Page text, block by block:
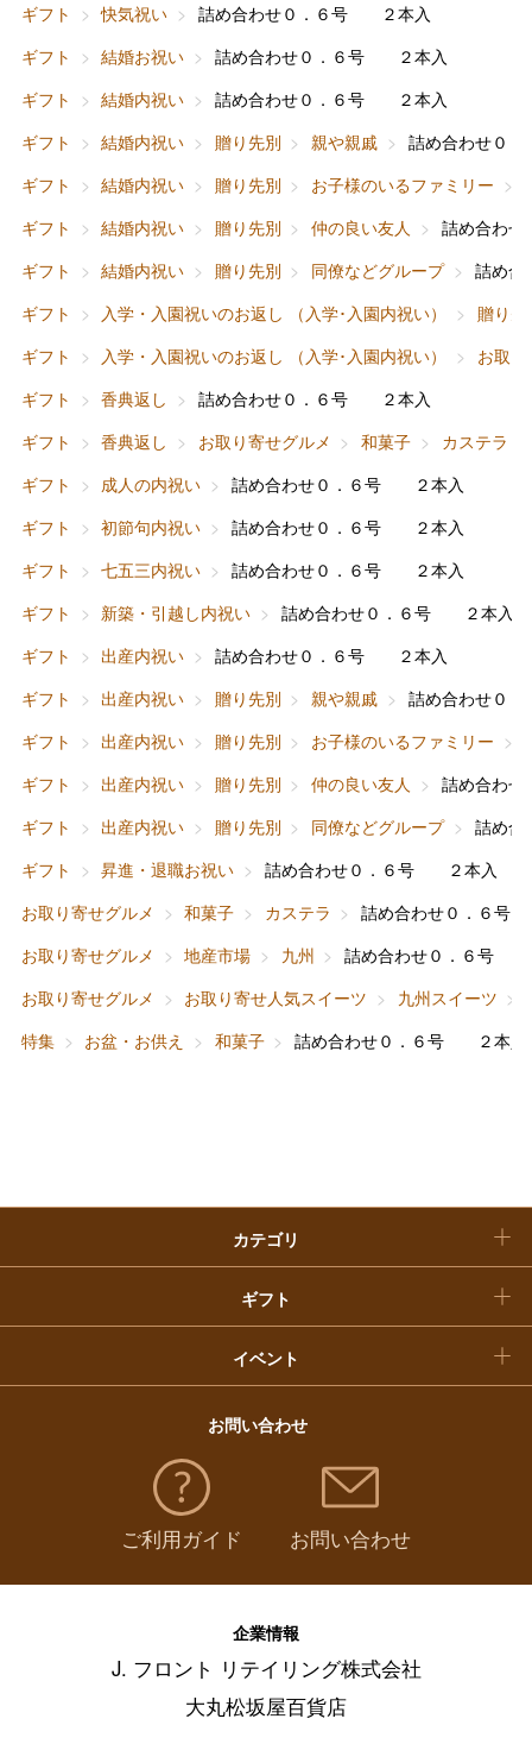
ギフト
快気祝い
詰め合わせ０．６号 ２本入
ギフト
結婚お祝い
詰め合わせ０．６号 ２本入
ギフト
結婚内祝い
詰め合わせ０．６号 ２本入
ギフト
結婚内祝い 贈り先別 親や親戚
詰め合わせ０
ギフト
結婚内祝い 贈り先別 お子様のいるファミリー
ギフト
結婚内祝い 贈り先別 仲の良い友人
詰め合わ
ギフト
結婚内祝い 贈り先別 同僚などグループ
詰め
ギフト
入学・入園祝いのお返し （入学･入園内祝い）
贈り先
ギフト
入学・入園祝いのお返し （入学･入園内祝い）
お取
ギフト
香典返し
詰め合わせ０．６号 ２本入
ギフト
香典返し お取り寄せグルメ 和菓子
カステラ
ギフト
成人の内祝い
詰め合わせ０．６号 ２本入
ギフト
初節句内祝い
詰め合わせ０．６号 ２本入
ギフト
七五三内祝い
詰め合わせ０．６号 ２本入
ギフト
新築・引越し内祝い
詰め合わせ０．６号 ２本入
ギフト
出産内祝い
詰め合わせ０．６号 ２本入
ギフト
出産内祝い 贈り先別 親や親戚
詰め合わせ０
ギフト
出産内祝い 贈り先別 お子様のいるファミリー
ギフト
出産内祝い 贈り先別 仲の良い友人
詰め合わ
ギフト
出産内祝い 贈り先別 同僚などグループ
詰め
ギフト
昇進・退職お祝い
詰め合わせ０．６号 ２本入
お取り寄せグルメ
和菓子 カステラ
詰め合わせ０．６
お取り寄せグルメ
地産市場 九州
詰め合わせ０．６号
お取り寄せグルメ
お取り寄せ人気スイーツ 九州スイーツ
特集
お盆・お供え 和菓子 詰め合わせ０．６号 ２本入
カテゴリ
フード＆スイーツ
ファッション
ホーム＆インテリア
ベビー＆キッズ
ギフト
出産内祝い
結婚内祝い
お香典返し
快気祝い
イベント
バレンタインチョコレート
母の日
父の日
お中元
敬老の日
福袋
お問い合わせ
ご利用ガイド お問い合わせ
企業情報
J. フロント リテイリング株式会社
大丸松坂屋百貨店